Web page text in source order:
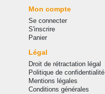
Mon compte
Se connecter
S'inscrire
Panier
Légal
Droit de rétractation légal
Politique de confidentialité
Mentions légales
Conditions générales